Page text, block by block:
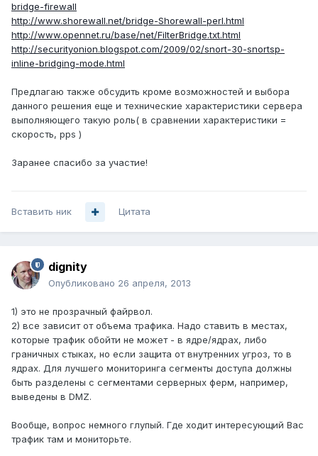
bridge-firewall
http://www.shorewall.net/bridge-Shorewall-perl.html
http://www.opennet.ru/base/net/FilterBridge.txt.html
http://securityonion.blogspot.com/2009/02/snort-30-snortsp-
inline-bridging-mode.html
Предлагаю также обсудить кроме возможностей и выбора
данного решения еще и технические характеристики сервера
выполняющего такую роль( в сравнении характеристики =
скорость, pps )
Заранее спасибо за участие!
Вставить ник Цитата
dignity
Опубликовано 26 апреля, 2013
1) это не прозрачный файрвол.
2) все зависит от объема трафика. Надо ставить в местах,
которые трафик обойти не может - в ядре/ядрах, либо
граничных стыках, но если защита от внутренних угроз, то в
ядрах. Для лучшего мониторинга сегменты доступа должны
быть разделены с сегментами серверных ферм, например,
выведены в DMZ.
Вообще, вопрос немного глупый. Где ходит интересующий Вас
трафик там и мониторьте.